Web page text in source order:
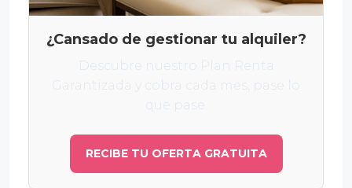
¿Cansado de gestionar tu alquiler?
RECIBE TU OFERTA GRATUITA